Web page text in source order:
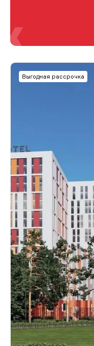
Выгодная рассрочка